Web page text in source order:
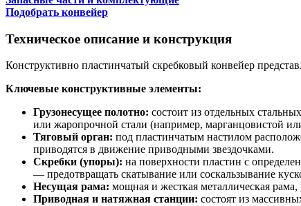
Подобрать конвейер
Техническое описание и конструкция
Конструктивно пластинчатый скребковый конвейер
Ключевые конструктивные элементы:
Грузонесущее полотно: состоит из отдельных
или жаропрочной стали (например, марганцовистой
Тяговый орган: под пластинчатым настилом
приводятся в движение приводными звездочками.
Скребки (упоры): на поверхности пластин с
— предотвращать скатывание или соскальзывание
Несущая рама: мощная и жесткая металлическая
Приводная и натяжная станции: состоят из